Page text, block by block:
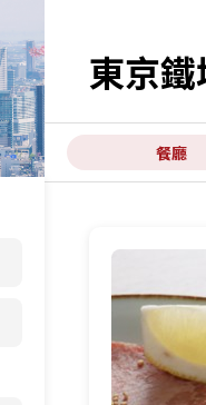
東京鐵
餐廳